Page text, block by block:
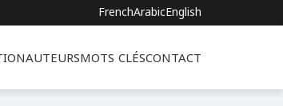
FrenchArabicEnglish
AUTEURSMOTS CLÉSCONTACT